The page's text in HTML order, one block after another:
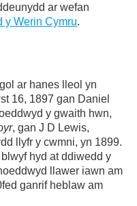
ar wefan
y Werin Cymru.
ar hanes lleol yn
16, 1897 gan Daniel
y gwaith hwn,
, gan J D Lewis,
llyfr y cwmni, yn 1899.
hyd at ddiwedd y
llawer iawn am
ganrif heblaw am